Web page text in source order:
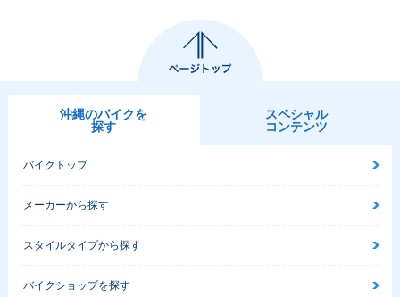
沖縄のバイクを
探す
スペシャル
コンテンツ
バイクトップ
メーカーから探す
スタイルタイプから探す
バイクショップを探す